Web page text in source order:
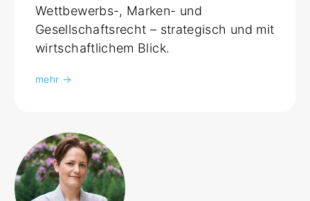
Wettbewerbs-, Marken- und
Gesellschaftsrecht – strategisch und mit
wirtschaftlichem Blick.
mehr →